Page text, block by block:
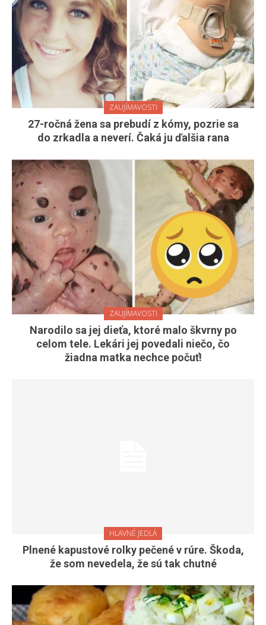
ZAUJÍMAVOSTI
27-ročná žena sa prebudí z kómy, pozrie sa
do zrkadla a neverí. Čaká ju ďalšia rana
ZAUJÍMAVOSTI
Narodilo sa jej dieťa, ktoré malo škvrny po
celom tele. Lekári jej povedali niečo, čo
žiadna matka nechce počuť!
HLAVNÉ JEDLÁ
Plnené kapustové rolky pečené v rúre. Škoda,
že som nevedela, že sú tak chutné